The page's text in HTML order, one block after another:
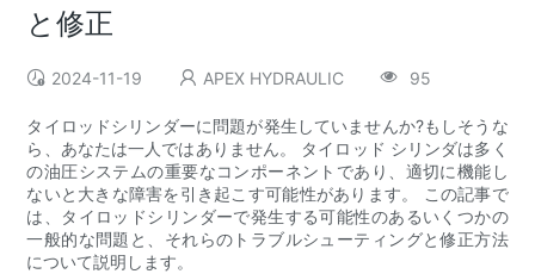
と修正
2024-11-19 APEX HYDRAULIC 95
タイロッドシリンダーに問題が発生していませんか?もしそうな
ら、あなたは一人ではありません。 タイロッド シリンダは多く
の油圧システムの重要なコンポーネントであり、適切に機能し
ないと大きな障害を引き起こす可能性があります。 この記事で
は、タイロッドシリンダーで発生する可能性のあるいくつかの
一般的な問題と、それらのトラブルシューティングと修正方法
について説明します。